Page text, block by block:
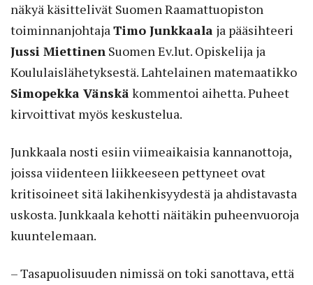
näkyä käsittelivät Suomen Raamattuopiston
toiminnanjohtajaTimo Junkkaala ja pääsihteeri
Jussi Miettinen Suomen Ev.lut. Opiskelija ja
Koululaislähetyksestä. Lahtelainen matemaatikko
Simopekka Vänskäkommentoi aihetta. Puheet
kirvoittivat myös keskustelua.
Junkkaala nosti esiin viimeaikaisia kannanottoja,
joissa viidenteen liikkeeseen pettyneet ovat
kritisoineet sitä lakihenkisyydestä ja ahdistavasta
uskosta. Junkkaala kehotti näitäkin puheenvuoroja
kuuntelemaan.
– Tasapuolisuuden nimissä on toki sanottava, että